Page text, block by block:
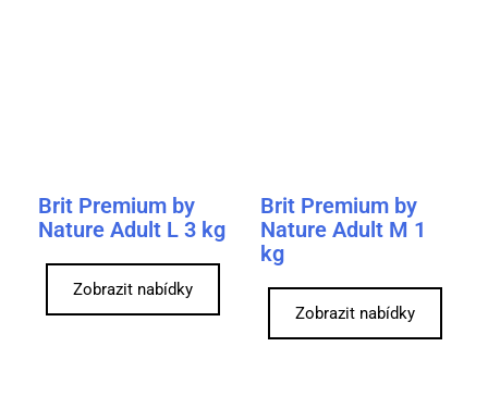
Brit Premium by
Nature Adult L 3 kg
Zobrazit nabídky
Brit Premium by
Nature Adult M 1
kg
Zobrazit nabídky